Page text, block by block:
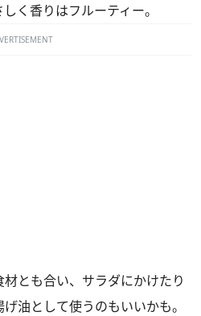
く香りはフルーティー。
とも合い、サラダにかけたり
油として使うのもいいかも。